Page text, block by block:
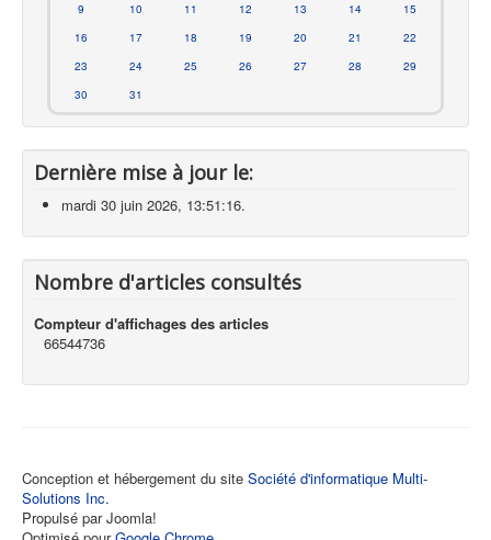
9
10 11 12 13 14
15
16
17 18 19 20 21
22
23
24 25 26 27 28
29
30
31
Dernière mise à jour le:
mardi 30 juin 2026, 13:51:16.
Nombre d'articles consultés
Compteur d'affichages des articles
66544736
Conception et hébergement du site Société d'informatique Multi-
Solutions Inc.
Propulsé par Joomla!